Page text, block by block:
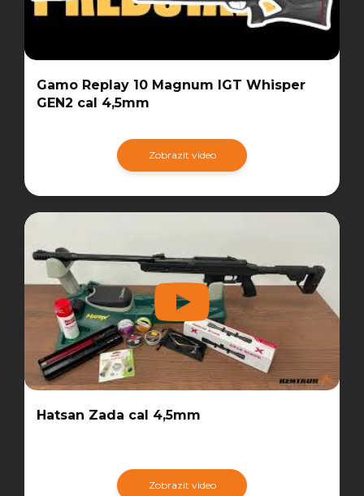
Gamo Replay 10 Magnum IGT Whisper
GEN2 cal 4,5mm
Zobrazit video
Hatsan Zada cal 4,5mm
Zobrazit video